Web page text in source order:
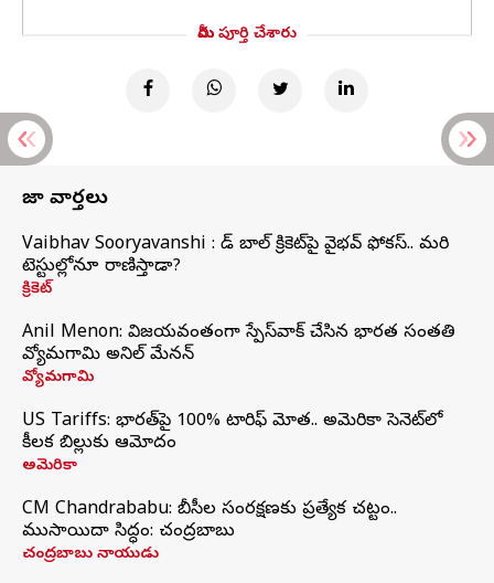
మీరు పూర్తి చేశారు
తాజా వార్తలు
Vaibhav Sooryavanshi : రెడ్ బాల్ క్రికెట్‌పై వైభవ్ ఫోకస్.. మరి
టెస్టుల్లోనూ రాణిస్తాడా?
క్రికెట్
Anil Menon: విజయవంతంగా స్పేస్‌వాక్‌ చేసిన భారత సంతతి
వ్యోమగామి అనిల్‌ మేనన్
వ్యోమగామి
US Tariffs: భారత్‌పై 100% టారిఫ్‌ మోత.. అమెరికా సెనెట్‌లో
కీలక బిల్లుకు ఆమోదం
అమెరికా
CM Chandrababu: బీసీల సంరక్షణకు ప్రత్యేక చట్టం..
ముసాయిదా సిద్ధం: చంద్రబాబు
చంద్రబాబు నాయుడు